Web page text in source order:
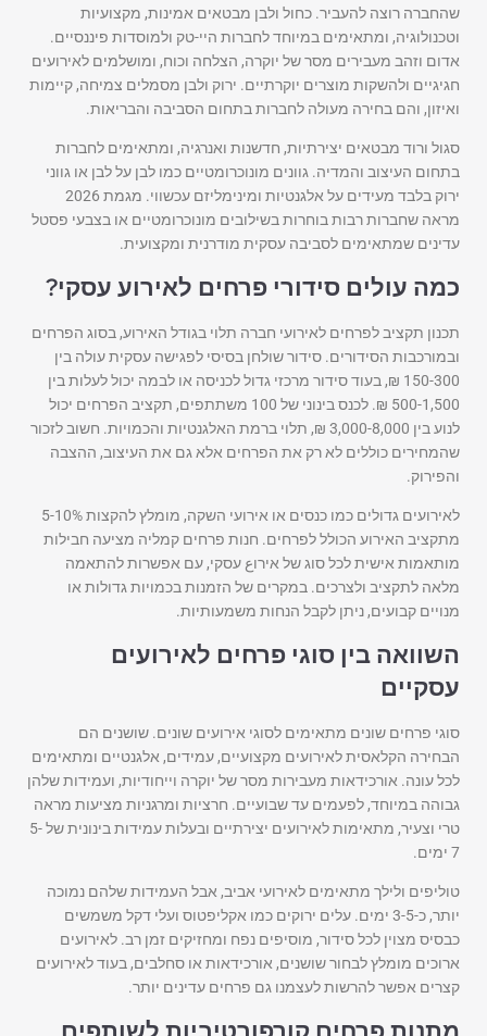
שהחברה רוצה להעביר. כחול ולבן מבטאים אמינות, מקצועיות
וטכנולוגיה, ומתאימים במיוחד לחברות היי-טק ולמוסדות פיננסיים.
אדום וזהב מעבירים מסר של יוקרה, הצלחה וכוח, ומושלמים לאירועים
חגיגיים ולהשקות מוצרים יוקרתיים. ירוק ולבן מסמלים צמיחה, קיימות
ואיזון, והם בחירה מעולה לחברות בתחום הסביבה והבריאות.
סגול ורוד מבטאים יצירתיות, חדשנות ואנרגיה, ומתאימים לחברות
בתחום העיצוב והמדיה. גוונים מונוכרומטיים כמו לבן על לבן או גווני
ירוק בלבד מעידים על אלגנטיות ומינימליזם עכשווי. מגמת 2026
מראה שחברות רבות בוחרות בשילובים מונוכרומטיים או בצבעי פסטל
עדינים שמתאימים לסביבה עסקית מודרנית ומקצועית.
כמה עולים סידורי פרחים לאירוע עסקי?
תכנון תקציב לפרחים לאירועי חברה תלוי בגודל האירוע, בסוג הפרחים
ובמורכבות הסידורים. סידור שולחן בסיסי לפגישה עסקית עולה בין
150-300 ₪, בעוד סידור מרכזי גדול לכניסה או לבמה יכול לעלות בין
500-1,500 ₪. לכנס בינוני של 100 משתתפים, תקציב הפרחים יכול
לנוע בין 3,000-8,000 ₪, תלוי ברמת האלגנטיות והכמויות. חשוב לזכור
שהמחירים כוללים לא רק את הפרחים אלא גם את העיצוב, ההצבה
והפירוק.
לאירועים גדולים כמו כנסים או אירועי השקה, מומלץ להקצות 5-10%
מתקציב האירוע הכולל לפרחים. חנות פרחים קמליה מציעה חבילות
מותאמות אישית לכל סוג של אירוع עסקי, עם אפשרות להתאמה
מלאה לתקציב ולצרכים. במקרים של הזמנות בכמויות גדולות או
מנויים קבועים, ניתן לקבל הנחות משמעותיות.
השוואה בין סוגי פרחים לאירועים
עסקיים
סוגי פרחים שונים מתאימים לסוגי אירועים שונים. שושנים הם
הבחירה הקלאסית לאירועים מקצועיים, עמידים, אלגנטיים ומתאימים
לכל עונה. אורכידאות מעבירות מסר של יוקרה וייחודיות, ועמידות שלהן
גבוהה במיוחד, לפעמים עד שבועיים. חרציות ומרגניות מציעות מראה
טרי וצעיר, מתאימות לאירועים יצירתיים ובעלות עמידות בינונית של 5-
7 ימים.
טוליפים ולילך מתאימים לאירועי אביב, אבל העמידות שלהם נמוכה
יותר, כ-3-5 ימים. עלים ירוקים כמו אקליפטוס ועלי דקל משמשים
כבסיס מצוין לכל סידור, מוסיפים נפח ומחזיקים זמן רב. לאירועים
ארוכים מומלץ לבחור שושנים, אורכידאות או סחלבים, בעוד לאירועים
קצרים אפשר להרשות לעצמנו גם פרחים עדינים יותר.